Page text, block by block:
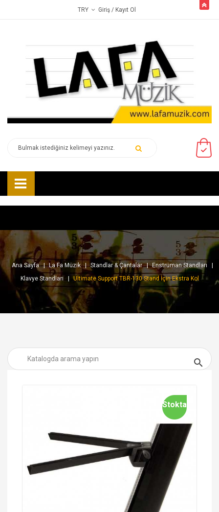
TRY Giriş / Kayıt Ol
Ana Sayfa La Fa Müzik Standlar & Çantalar
Enstrüman Standları
Klavye Standları
Ultimate Support TBR-130 Stand İçin Ekstra Kol

Stokta